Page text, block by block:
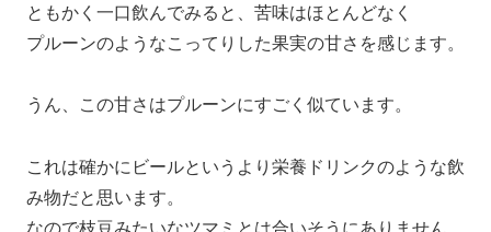
ともかく一口飲んでみると、苦味はほとんどなく
プルーンのようなこってりした果実の甘さを感じます。
うん、この甘さはプルーンにすごく似ています。
これは確かにビールというより栄養ドリンクのような飲
み物だと思います。